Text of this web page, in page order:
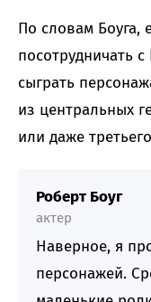
По словам Боуга,
посотрудничать
сыграть
из центральных
или даже
Роберт Боуг
актер
Наверное, я
персонажей.